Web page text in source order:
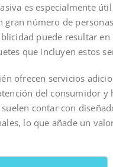
es especialmente
gran número de
puede resultar
que incluyen estos
ofrecen servicios
del consumidor y
contar con
lo que añade un